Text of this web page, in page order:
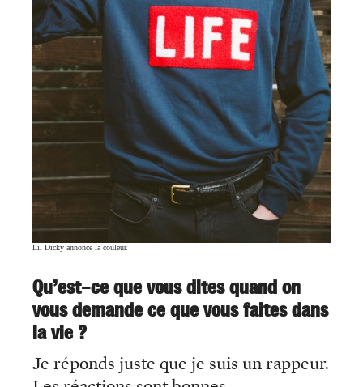
Lil Dicky annonce la couleur.
Qu’est-ce que vous dites quand on
vous demande ce que vous faites dans
la vie ?
Je réponds juste que je suis un rappeur.